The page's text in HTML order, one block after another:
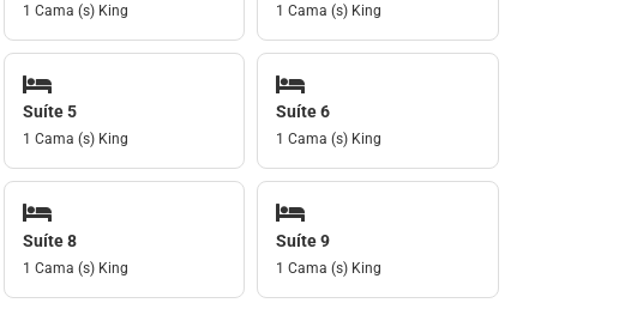
1 Cama (s) King 1 Cama (s) King
Suíte 5
1 Cama (s) King
Suíte 6
1 Cama (s) King
Suíte 8
1 Cama (s) King
Suíte 9
1 Cama (s) King